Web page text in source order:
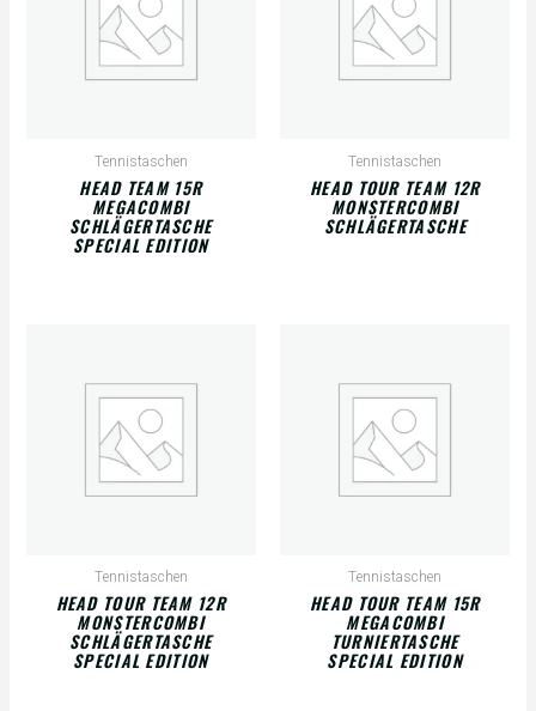
Tennistaschen
HEAD TEAM 15R
MEGACOMBI
SCHLÄGERTASCHE
SPECIAL EDITION
Tennistaschen
HEAD TOUR TEAM 12R
MONSTERCOMBI
SCHLÄGERTASCHE
Tennistaschen
HEAD TOUR TEAM 12R
MONSTERCOMBI
SCHLÄGERTASCHE
SPECIAL EDITION
Tennistaschen
HEAD TOUR TEAM 15R
MEGACOMBI
TURNIERTASCHE
SPECIAL EDITION